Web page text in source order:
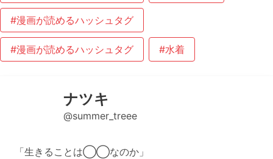
#漫画が読めるハッシュタグ
#漫画が読めるハッシュタグ #水着
ナツキ
@summer_treee
「生きることは◯◯なのか」